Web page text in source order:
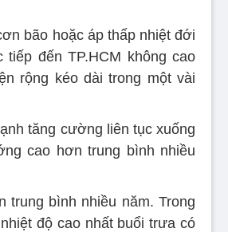
bão hoặc áp thấp nhiệt đới
đến TP.HCM không cao
rộng kéo dài trong một vài
tăng cường liên tục xuống
cao hơn trung bình nhiều
trung bình nhiều năm. Trong
độ cao nhất buổi trưa có